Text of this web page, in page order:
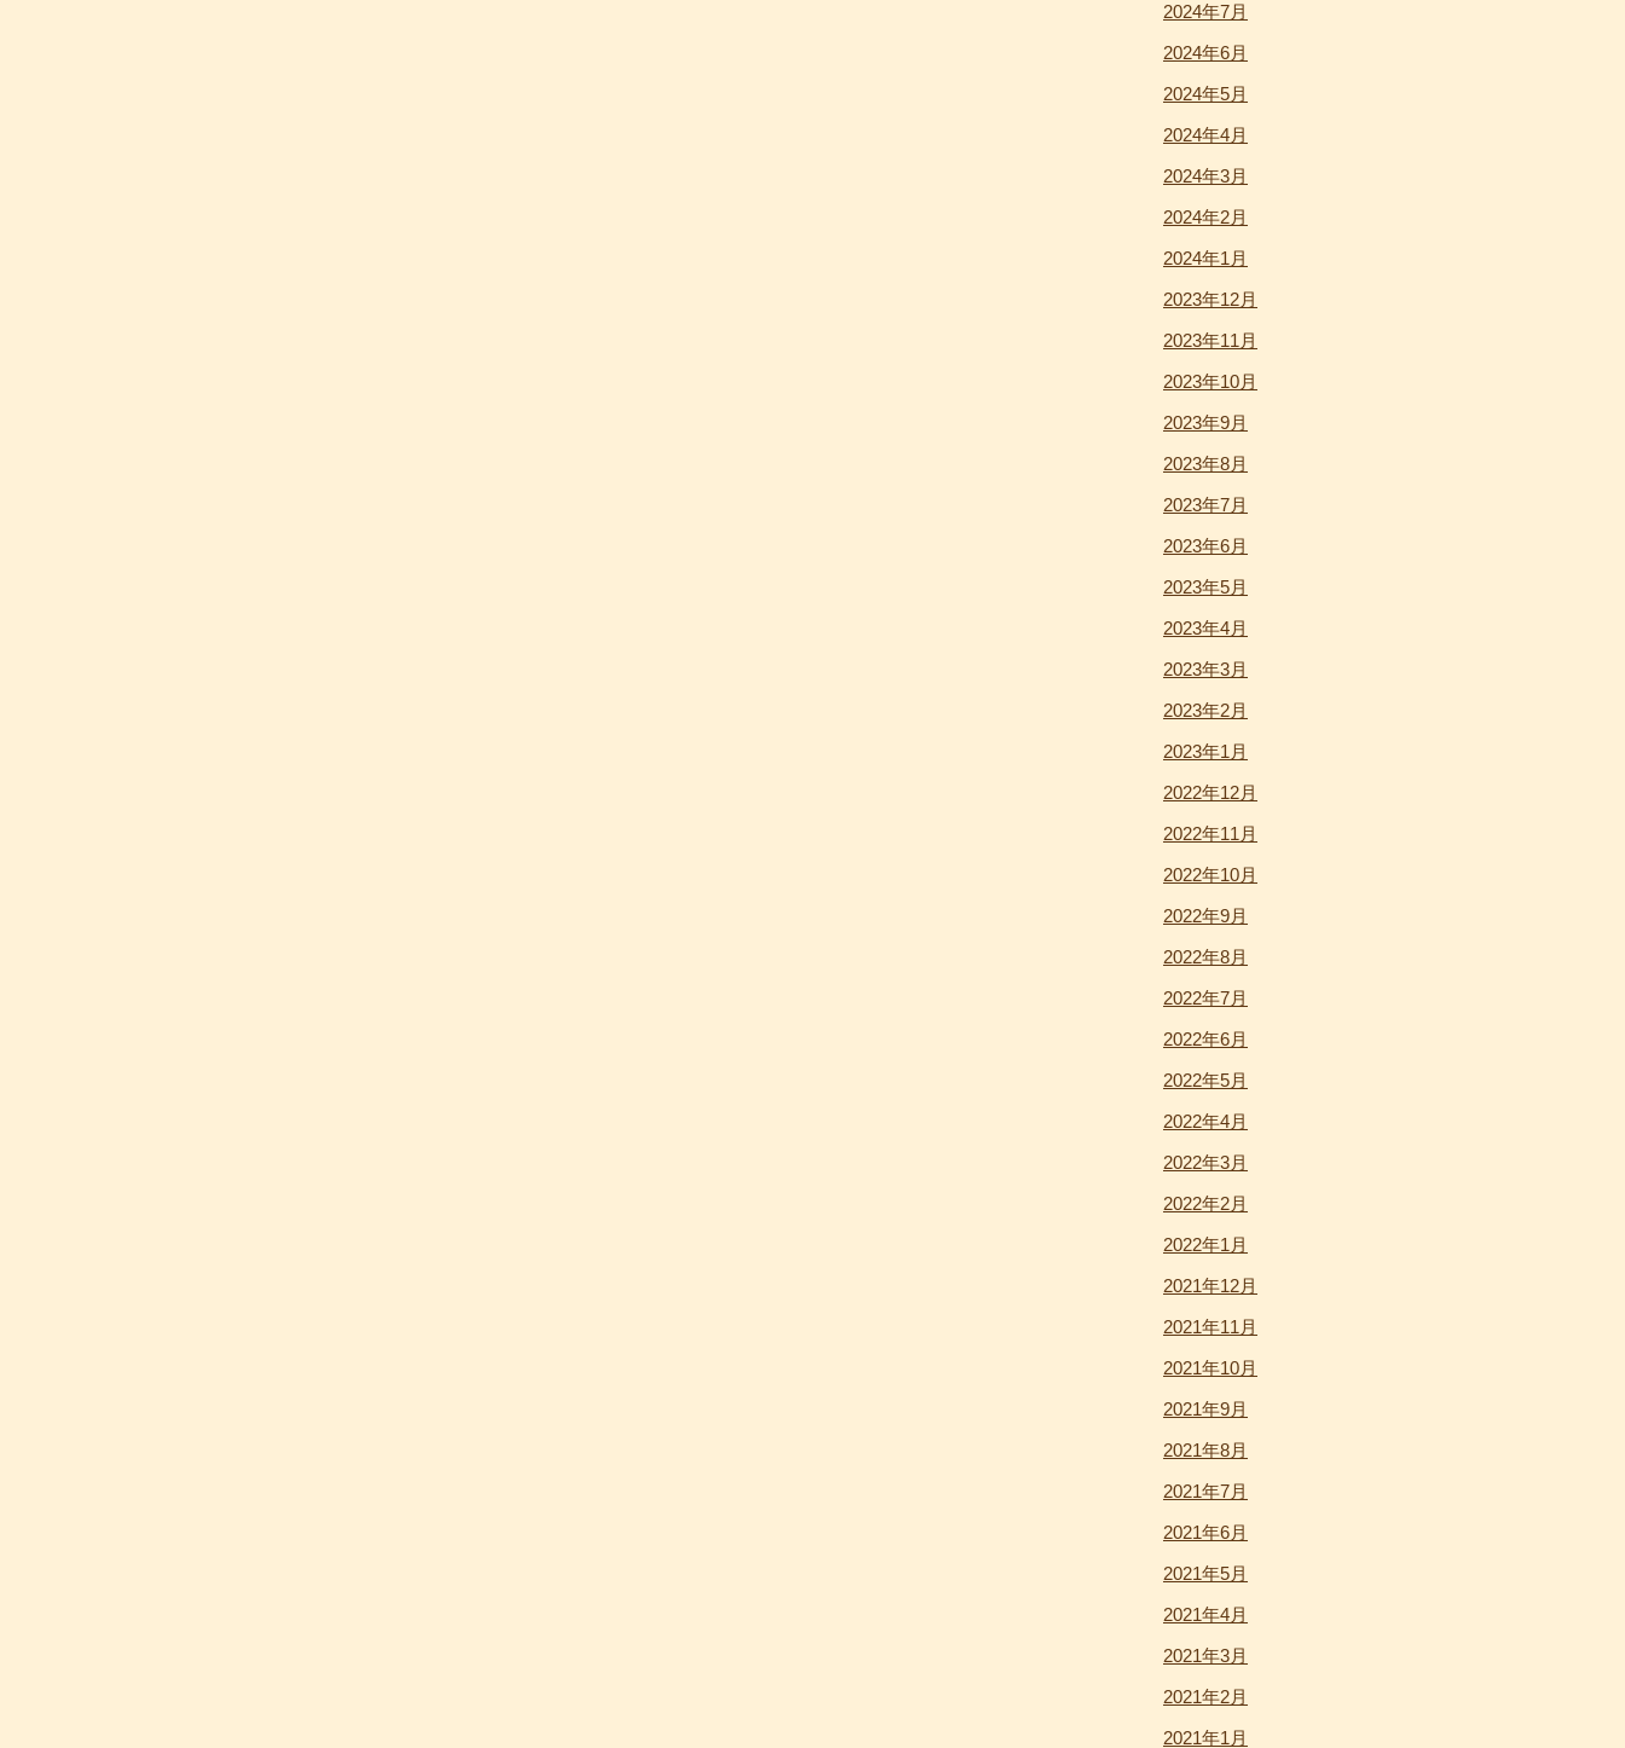
2024年7月
2024年6月
2024年5月
2024年4月
2024年3月
2024年2月
2024年1月
2023年12月
2023年11月
2023年10月
2023年9月
2023年8月
2023年7月
2023年6月
2023年5月
2023年4月
2023年3月
2023年2月
2023年1月
2022年12月
2022年11月
2022年10月
2022年9月
2022年8月
2022年7月
2022年6月
2022年5月
2022年4月
2022年3月
2022年2月
2022年1月
2021年12月
2021年11月
2021年10月
2021年9月
2021年8月
2021年7月
2021年6月
2021年5月
2021年4月
2021年3月
2021年2月
2021年1月